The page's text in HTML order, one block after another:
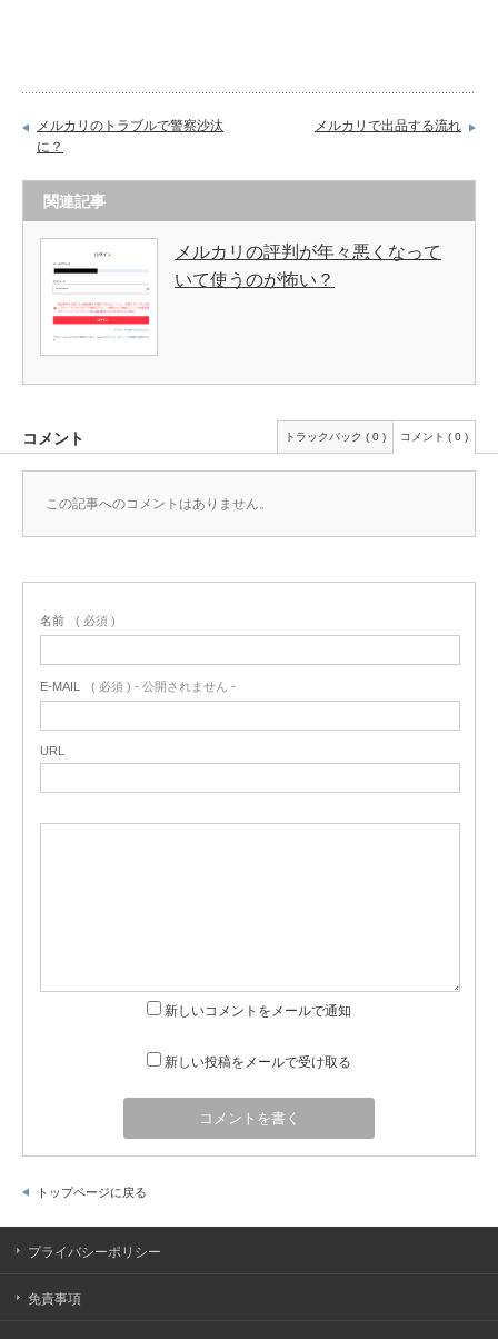
メルカリのトラブルで警察沙汰
に？
メルカリで出品する流れ
関連記事
メルカリの評判が年々悪くなって
いて使うのが怖い？
コメント トラックバック ( 0 ) コメント ( 0 )
この記事へのコメントはありません。
名前 ( 必須 )
E-MAIL ( 必須 ) - 公開されません -
URL
新しいコメントをメールで通知
新しい投稿をメールで受け取る
トップページに戻る
プライバシーポリシー
免責事項